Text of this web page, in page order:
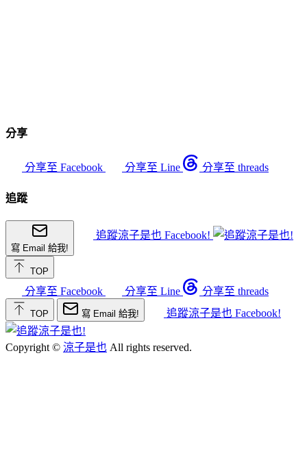
分享
分享至 Facebook 分享至 Line 分享至 threads
追蹤
寫 Email 給我!
追蹤涼子是也 Facebook!
TOP
分享至 Facebook 分享至 Line 分享至 threads
TOP 寫 Email 給我! 追蹤涼子是也 Facebook!
Copyright © 涼子是也 All rights reserved.